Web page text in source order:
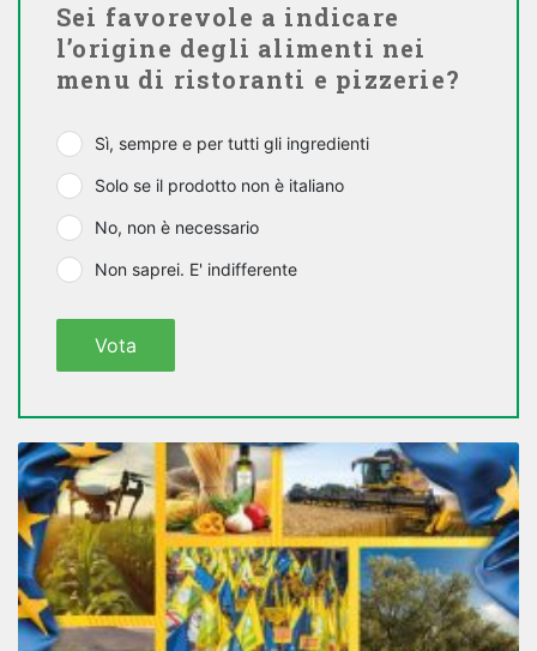
Sei favorevole a indicare
l’origine degli alimenti nei
menu di ristoranti e pizzerie?
Sì, sempre e per tutti gli ingredienti
Solo se il prodotto non è italiano
No, non è necessario
Non saprei. E' indifferente
Vota